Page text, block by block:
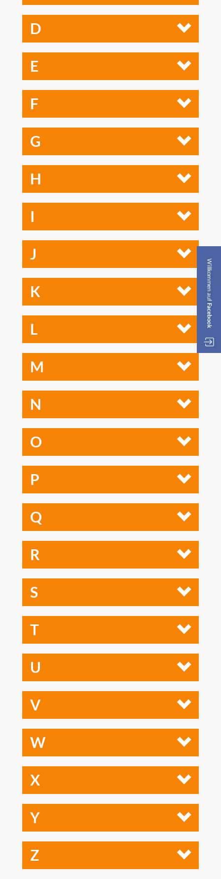
D
E
F
G
H
I
J
K
L
M
N
O
P
Q
R
S
T
U
V
W
X
Y
Z